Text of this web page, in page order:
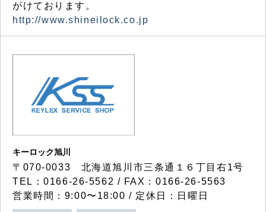
がけております。
http://www.shineilock.co.jp
キーロック旭川
〒070-0033 北海道旭川市三条通１６丁目右1号
TEL：0166-26-5562 / FAX：0166-26-5563
営業時間：9:00〜18:00 / 定休日：日曜日